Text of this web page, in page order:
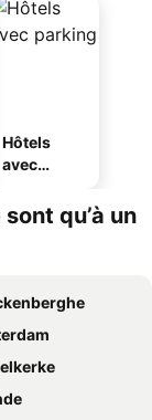
Hôtels
avec
qu’à un